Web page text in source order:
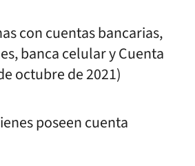
con cuentas bancarias,
banca celular y Cuenta
octubre de 2021)
poseen cuenta